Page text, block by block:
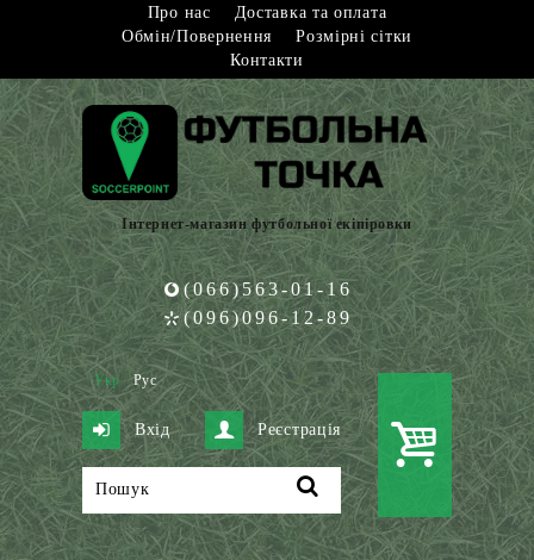
Про нас
Доставка та оплата
Обмін/Повернення
Розмірні сітки
Контакти
Інтернет-магазин футбольної екіпіровки
(066)563-01-16
(096)096-12-89
Укр Рус
Вхід Реєстрація